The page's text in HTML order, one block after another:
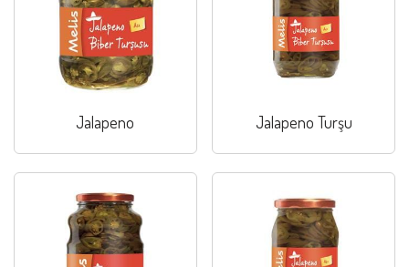
Jalapeno Jalapeno Turşu